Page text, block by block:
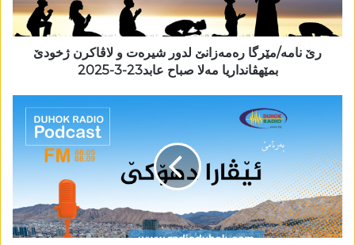
رێ نامە/مێرگا رەمەزانێ لدور شیرەت و لاڤاکرن ژخودێ
بمێھڤانداریا مەلا صباح عابد23-3-2025